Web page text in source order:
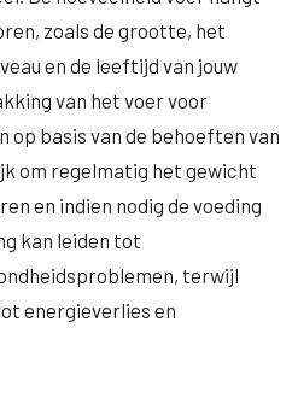
zoals de grootte, het
en de leeftijd van jouw
van het voer voor
op basis van de behoeften van
om regelmatig het gewicht
en indien nodig de voeding
kan leiden tot
terwijl
energieverlies en